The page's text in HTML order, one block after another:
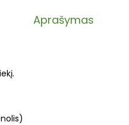
Aprašymas